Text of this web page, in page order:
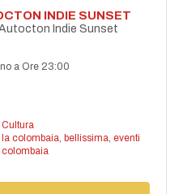
INDIE SUNSET
Indie Sunset
a Ore 23:00
Cultura
la colombaia, bellissima, eventi
colombaia